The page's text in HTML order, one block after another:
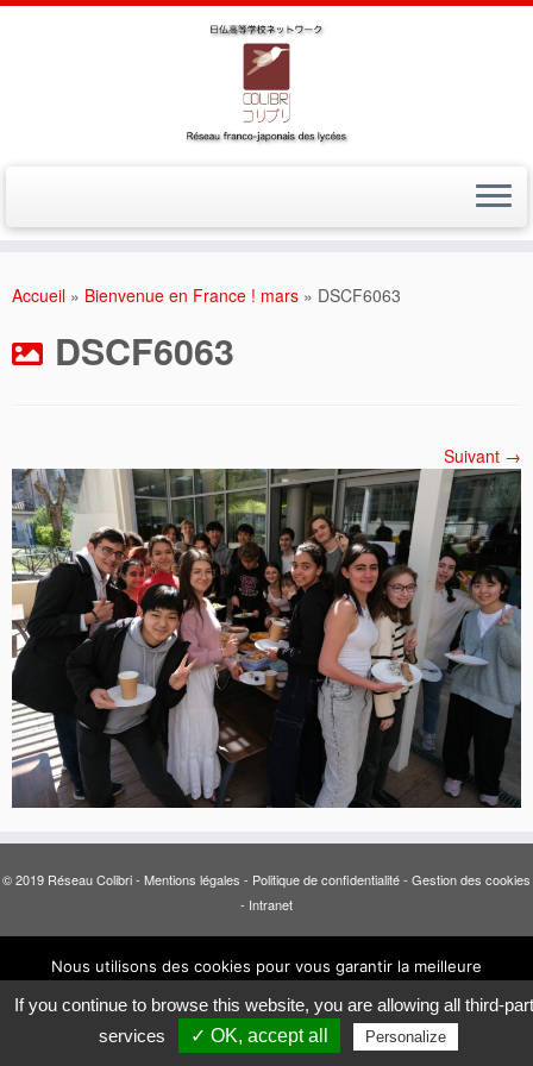
Accueil » Bienvenue en France ! mars » DSCF6063
DSCF6063
Suivant →
© 2019 Réseau Colibri - Mentions légales - Politique de confidentialité- Gestion des cookies
- Intranet
Nous utilisons des cookies pour vous garantir la meilleure
Accepter Refuser
If you continue to browse this website, you are allowing all third-
services
✓ OK, accept all Personalize